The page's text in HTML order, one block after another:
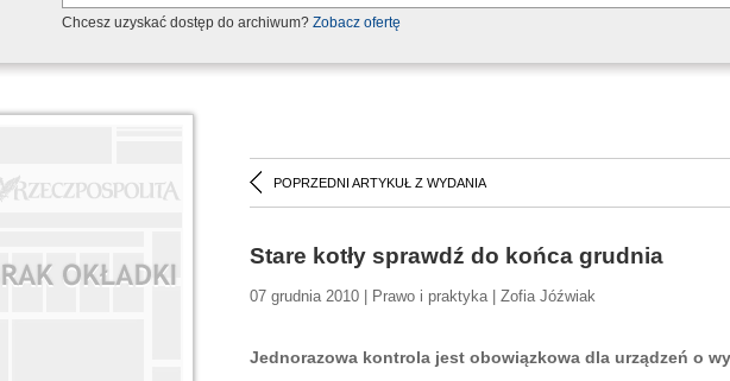
Chcesz uzyskać dostęp do archiwum? Zobacz ofertę
POPRZEDNI ARTYKUŁ Z WYDANIA
Stare kotły sprawdź do końca grudnia
07 grudnia 2010 | Prawo i praktyka | Zofia Jóźwiak
Jednorazowa kontrola jest obowiązkowa dla urządzeń o